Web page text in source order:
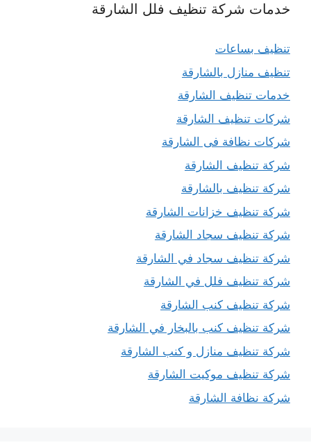
خدمات شركة تنظيف فلل الشارقة
تنظيف بساعات
تنظيف منازل بالشارقة
خدمات تنظيف الشارقة
شركات تنظيف الشارقة
شركات نظافة فى الشارقة
شركة تنظيف الشارقة
شركة تنظيف بالشارقة
شركة تنظيف خزانات الشارقة
شركة تنظيف سجاد الشارقة
شركة تنظيف سجاد في الشارقة
شركة تنظيف فلل في الشارقة
شركة تنظيف كنب الشارقة
شركة تنظيف كنب بالبخار في الشارقة
شركة تنظيف منازل و كنب الشارقة
شركة تنظيف موكيت الشارقة
شركة نظافة الشارقة